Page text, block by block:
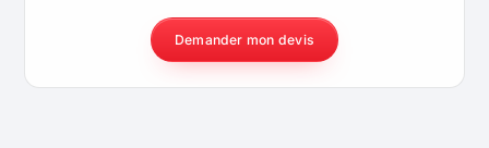
Demander mon devis